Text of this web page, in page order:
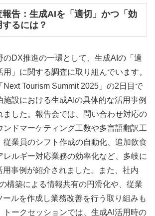
告：生成AIを「適切」かつ「効
るには？
のDX推進の一環として、生成AIの「適
」に関する調査に取り組んでいます。
Next Tourism Summit 2025」の2日目で
施設における生成AIの具体的な活用事例
ました。報告会では、問い合わせ対応の
ンドマーケティング工数や多言語翻訳工
従業員のシフト作成の自動化、追加飲食
レルギー対応業務の効率化など、多岐に
用事例が紹介されました。また、社内
構築による情報共有の円滑化や、従業
ールを作成し業務改善を行う取り組みも
トークセッションでは、生成AI活用時の